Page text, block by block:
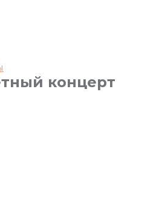
концерт